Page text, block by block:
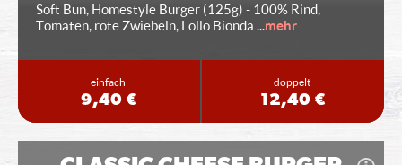
Soft Bun, Homestyle Burger (125g) - 100% Rind,
Tomaten, rote Zwiebeln, Lollo Bionda ...mehr
einfach
9,40 €
doppelt
12,40 €